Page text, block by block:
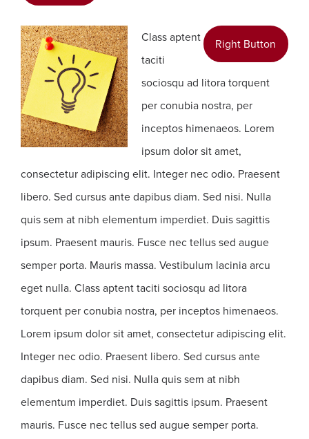
Right Button
Class aptent
taciti
sociosqu ad litora torquent
per conubia nostra, per
inceptos himenaeos. Lorem
ipsum dolor sit amet,
consectetur adipiscing elit. Integer nec odio. Praesent
libero. Sed cursus ante dapibus diam. Sed nisi. Nulla
quis sem at nibh elementum imperdiet. Duis sagittis
ipsum. Praesent mauris. Fusce nec tellus sed augue
semper porta. Mauris massa. Vestibulum lacinia arcu
eget nulla. Class aptent taciti sociosqu ad litora
torquent per conubia nostra, per inceptos himenaeos.
Lorem ipsum dolor sit amet, consectetur adipiscing elit.
Integer nec odio. Praesent libero. Sed cursus ante
dapibus diam. Sed nisi. Nulla quis sem at nibh
elementum imperdiet. Duis sagittis ipsum. Praesent
mauris. Fusce nec tellus sed augue semper porta.